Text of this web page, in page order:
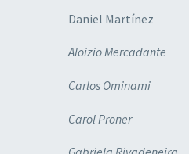
Daniel Martínez
Aloizio Mercadante
Carlos Ominami
Carol Proner